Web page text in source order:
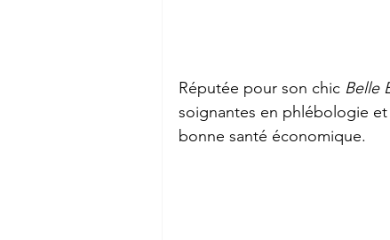
Réputée pour son chic Belle
soignantes en phlébologie
bonne santé économique.